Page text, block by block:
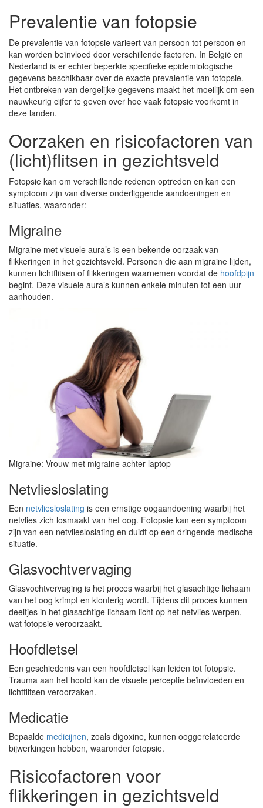
Prevalentie van fotopsie
De prevalentie van fotopsie varieert van persoon tot persoon en
kan worden beïnvloed door verschillende factoren. In België en
Nederland is er echter beperkte specifieke epidemiologische
gegevens beschikbaar over de exacte prevalentie van fotopsie.
Het ontbreken van dergelijke gegevens maakt het moeilijk om een
nauwkeurig cijfer te geven over hoe vaak fotopsie voorkomt in
deze landen.
Oorzaken en risicofactoren van
(licht)flitsen in gezichtsveld
Fotopsie kan om verschillende redenen optreden en kan een
symptoom zijn van diverse onderliggende aandoeningen en
situaties, waaronder:
Migraine
Migraine met visuele aura’s is een bekende oorzaak van
flikkeringen in het gezichtsveld. Personen die aan migraine lijden,
kunnen lichtflitsen of flikkeringen waarnemen voordat de hoofdpijn
begint. Deze visuele aura’s kunnen enkele minuten tot een uur
aanhouden.
Migraine: Vrouw met migraine achter laptop
Netvliesloslating
Een netvliesloslating is een ernstige oogaandoening waarbij het
netvlies zich losmaakt van het oog. Fotopsie kan een symptoom
zijn van een netvliesloslating en duidt op een dringende medische
situatie.
Glasvochtvervaging
Glasvochtvervaging is het proces waarbij het glasachtige lichaam
van het oog krimpt en klonterig wordt. Tijdens dit proces kunnen
deeltjes in het glasachtige lichaam licht op het netvlies werpen,
wat fotopsie veroorzaakt.
Hoofdletsel
Een geschiedenis van een hoofdletsel kan leiden tot fotopsie.
Trauma aan het hoofd kan de visuele perceptie beïnvloeden en
lichtflitsen veroorzaken.
Medicatie
Bepaalde medicijnen, zoals digoxine, kunnen ooggerelateerde
bijwerkingen hebben, waaronder fotopsie.
Risicofactoren voor
flikkeringen in gezichtsveld